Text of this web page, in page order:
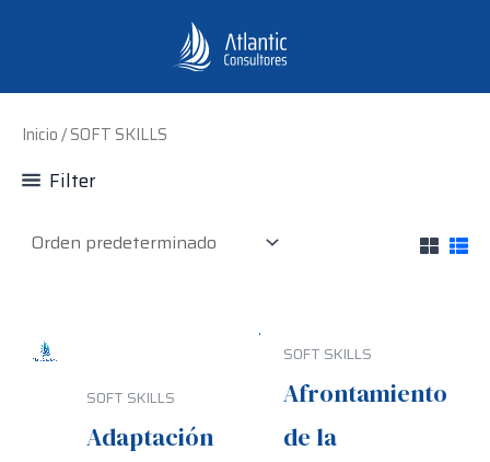
Inicio/ SOFT SKILLS
Filter
SOFT SKILLS
Adaptación
SOFT SKILLS
Afrontamiento
de la